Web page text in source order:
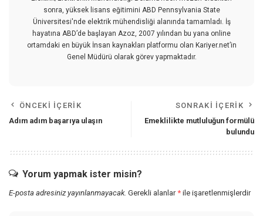
sonra, yüksek lisans eğitimini ABD Pennsylvania State
Üniversitesi'nde elektrik mühendisliği alanında tamamladı. İş
hayatına ABD’de başlayan Azoz, 2007 yılından bu yana online
ortamdaki en büyük İnsan kaynakları platformu olan Kariyer.net’in
Genel Müdürü olarak görev yapmaktadır.
ÖNCEKI İÇERIK
Adım adım başarıya ulaşın
SONRAKI İÇERIK
Emeklilikte mutluluğun formülü
bulundu
Yorum yapmak ister misin?
E-posta adresiniz yayınlanmayacak. Gerekli alanlar* ile işaretlenmişlerdir